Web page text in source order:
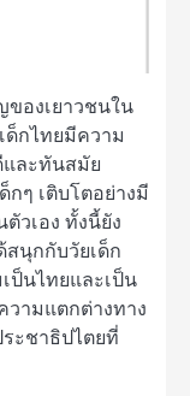
องเยาวชนใน
ด็กไทยมีความ
ละทันสมัย
ๆ เติบโตอย่างมี
วเอง ทั้งนี้ยัง
สนุกกับวัยเด็ก
ป็นไทยและเป็น
วามแตกต่างทาง
ะชาธิปไตยที่